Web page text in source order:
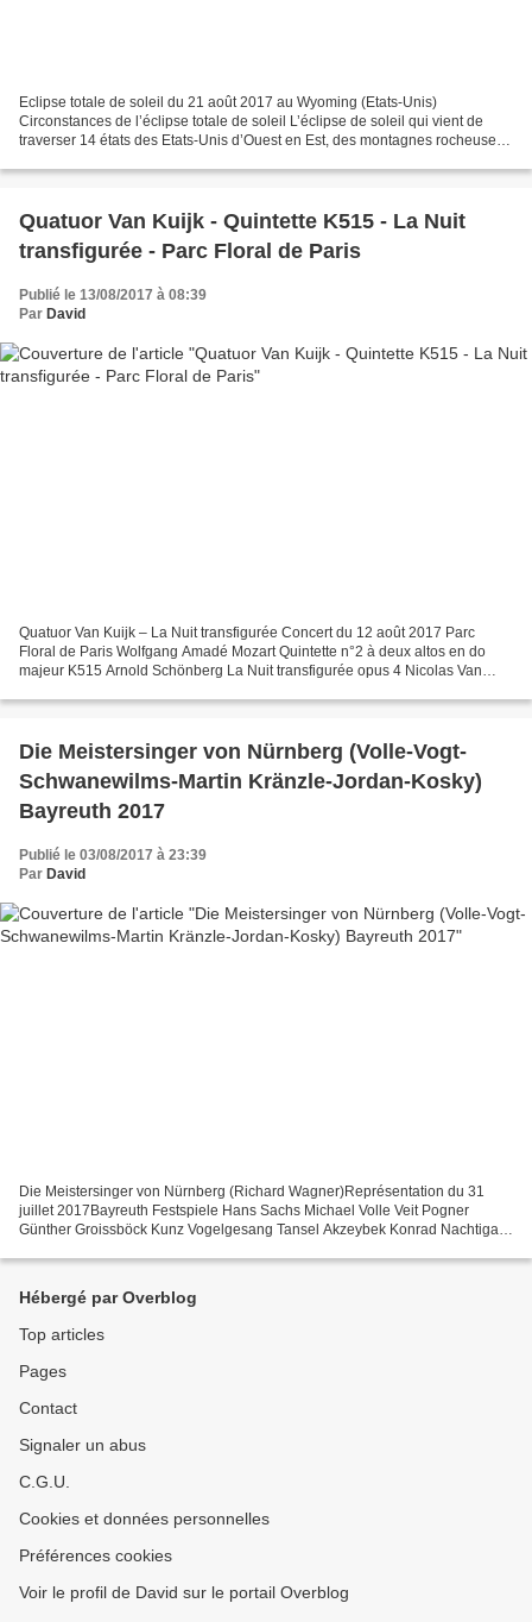
Eclipse totale de soleil du 21 août 2017 au Wyoming (Etats-Unis)
Circonstances de l’éclipse totale de soleil L’éclipse de soleil qui vient de
traverser 14 états des Etats-Unis d’Ouest en Est, des montagnes rocheuses
Quatuor Van Kuijk - Quintette K515 - La Nuit
transfigurée - Parc Floral de Paris
Publié le 13/08/2017 à 08:39
Par David
Quatuor Van Kuijk – La Nuit transfigurée Concert du 12 août 2017 Parc
Floral de Paris Wolfgang Amadé Mozart Quintette n°2 à deux altos en do
majeur K515 Arnold Schönberg La Nuit transfigurée opus 4 Nicolas Van
Die Meistersinger von Nürnberg (Volle-Vogt-
Schwanewilms-Martin Kränzle-Jordan-Kosky)
Bayreuth 2017
Publié le 03/08/2017 à 23:39
Par David
Die Meistersinger von Nürnberg (Richard Wagner)Représentation du 31
juillet 2017Bayreuth Festspiele Hans Sachs Michael Volle Veit Pogner
Günther Groissböck Kunz Vogelgesang Tansel Akzeybek Konrad Nachtigal
Hébergé par Overblog
Top articles
Pages
Contact
Signaler un abus
C.G.U.
Cookies et données personnelles
Préférences cookies
Voir le profil de David sur le portail Overblog